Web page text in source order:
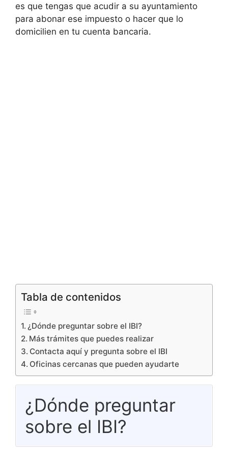
es que tengas que acudir a su ayuntamiento
para abonar ese impuesto o hacer que lo
domicilien en tu cuenta bancaria.
Tabla de contenidos
¿Dónde preguntar sobre el IBI?
Más trámites que puedes realizar
Contacta aquí y pregunta sobre el IBI
Oficinas cercanas que pueden ayudarte
¿Dónde preguntar
sobre el IBI?